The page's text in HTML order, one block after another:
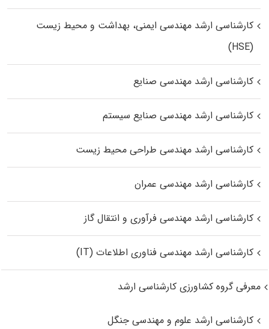
کارشناسی ارشد مهندسی ایمنی، بهداشت و محیط زیست
(HSE)
کارشناسی ارشد مهندسی صنایع
کارشناسی ارشد مهندسی صنایع سیستم
کارشناسی ارشد مهندسی طراحی محیط زیست
کارشناسی ارشد مهندسی عمران
کارشناسی ارشد مهندسی فرآوری و انتقال گاز
کارشناسی ارشد مهندسی فناوری اطلاعات (IT)
معرفی گروه کشاورزی کارشناسی ارشد
کارشناسی ارشد علوم و مهندسی جنگل